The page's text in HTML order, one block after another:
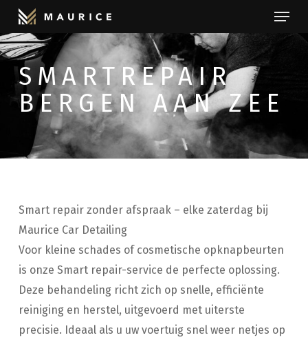
Skip
main
content
Menu
SMARTREPAIR
BERGEN AAN ZEE
Smart repair zonder afspraak – elke zaterdag bij
Maurice Car Detailing
Voor kleine schades of cosmetische opknapbeurten
is onze Smart repair-service de perfecte oplossing.
Deze behandeling richt zich op snelle, efficiënte
reiniging en herstel, uitgevoerd met uiterste
precisie. Ideaal als u uw voertuig snel weer netjes op